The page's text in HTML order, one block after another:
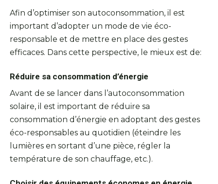
Afin d’optimiser son autoconsommation, il est
important d’adopter un mode de vie éco-
responsable et de mettre en place des gestes
efficaces. Dans cette perspective, le mieux est de:
Réduire sa consommation d’énergie
Avant de se lancer dans l’autoconsommation
solaire, il est important de réduire sa
consommation d’énergie en adoptant des gestes
éco-responsables au quotidien (éteindre les
lumières en sortant d’une pièce, régler la
température de son chauffage, etc.).